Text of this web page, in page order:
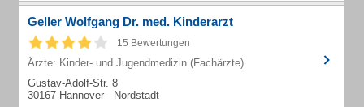
Geller Wolfgang Dr. med. Kinderarzt
15 Bewertungen
Ärzte: Kinder- und Jugendmedizin (Fachärzte)
Gustav-Adolf-Str. 8
30167 Hannover - Nordstadt